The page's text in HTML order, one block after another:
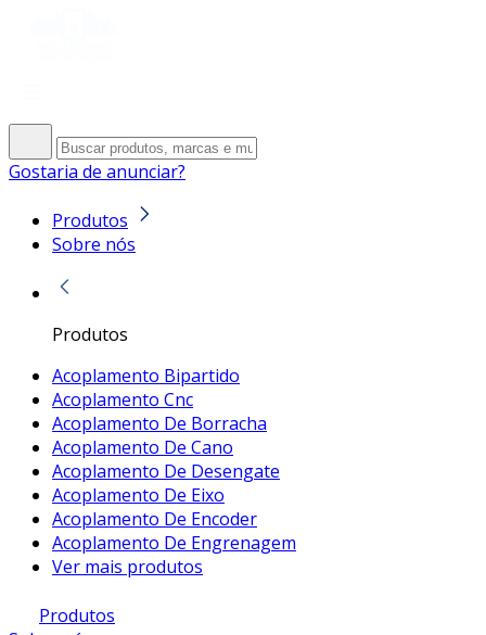
Gostaria de anunciar?
Produtos
Sobre nós
Produtos
Acoplamento Bipartido
Acoplamento Cnc
Acoplamento De Borracha
Acoplamento De Cano
Acoplamento De Desengate
Acoplamento De Eixo
Acoplamento De Encoder
Acoplamento De Engrenagem
Ver mais produtos
Produtos